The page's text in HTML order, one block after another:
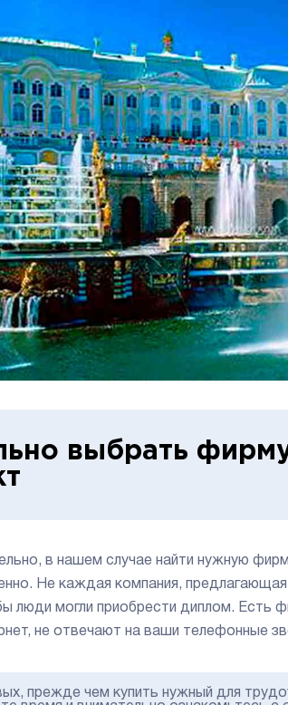
выбрать
в нашем случае найти нужную
Не каждая компания,
люди могли приобрести диплом. Есть
не отвечают на ваши телефонные
прежде чем купить нужный для